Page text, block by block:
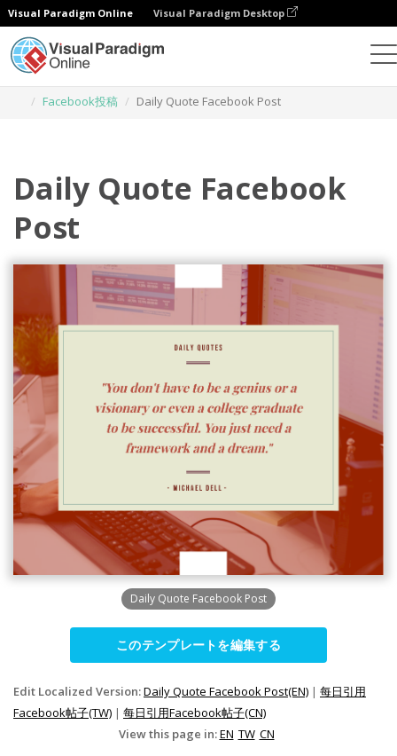
Visual Paradigm Online Visual Paradigm Desktop
Facebook投稿
Daily Quote Facebook Post
Daily Quote Facebook
Post
Daily Quote Facebook Post
このテンプレートを編集する
Edit Localized Version:Daily Quote Facebook Post(EN) | 每日引用
Facebook帖子(TW) | 每日引用Facebook帖子(CN)
View this page in:EN TW CN